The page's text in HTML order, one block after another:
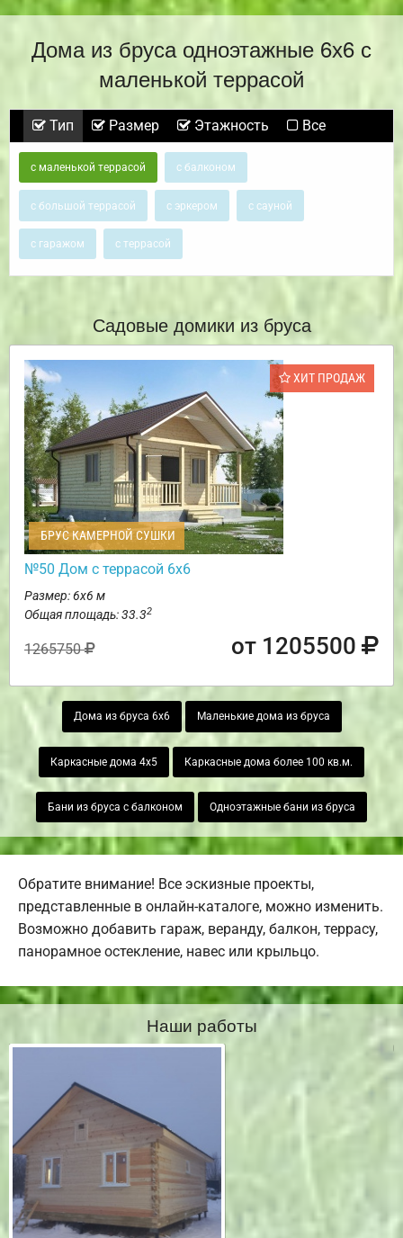
Дома из бруса одноэтажные 6х6 с
маленькой террасой
Тип Размер Этажность Все
с маленькой террасой с балконом
с большой террасой с эркером с сауной
с гаражом с террасой
Садовые домики из бруса
ХИТ ПРОДАЖ
БРУС КАМЕРНОЙ СУШКИ
№50 Дом с террасой 6х6
Размер: 6х6 м
Общая площадь: 33.32
1265750 от 1205500
Дома из бруса 6х6 Маленькие дома из бруса
Каркасные дома 4х5 Каркасные дома более 100 кв.м.
Бани из бруса с балконом Одноэтажные бани из бруса
Обратите внимание! Все эскизные проекты,
представленные в онлайн-каталоге, можно изменить.
Возможно добавить гараж, веранду, балкон, террасу,
панорамное остекление, навес или крыльцо.
Наши работы